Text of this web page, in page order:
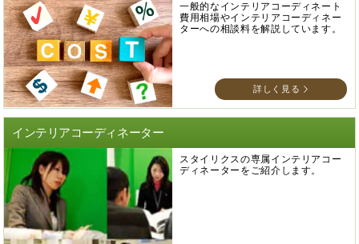
一般的なインテリアコーディネート
費用相場やインテリアコーディネー
ターへの相談料を解説しています。
詳しく見る
インテリアコーディネーター
スタイリクスの専属インテリアコー
ディネーターをご紹介します。